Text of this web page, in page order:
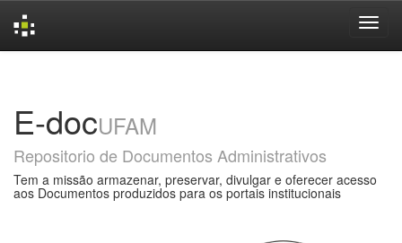
E-docUFAM
Repositorio de Documentos Administrativos
Tem a missão armazenar, preservar, divulgar e oferecer acesso
aos Documentos produzidos para os portais institucionais